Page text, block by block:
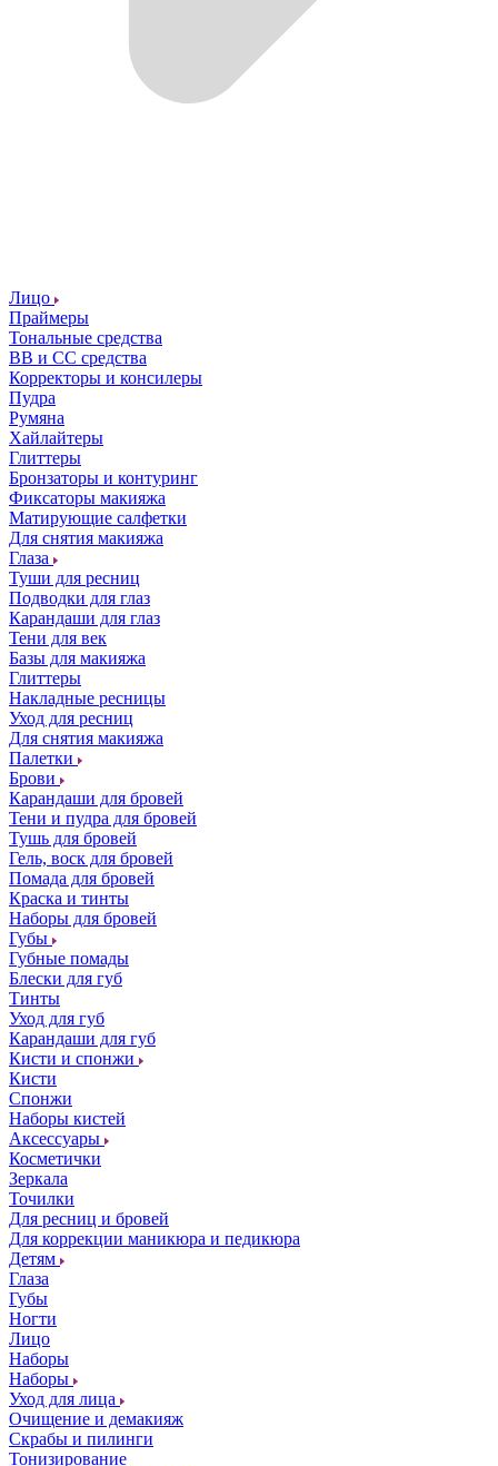
Лицо
Праймеры
Тональные средства
ВВ и СС средства
Корректоры и консилеры
Пудра
Румяна
Хайлайтеры
Глиттеры
Бронзаторы и контуринг
Фиксаторы макияжа
Матирующие салфетки
Для снятия макияжа
Глаза
Туши для ресниц
Подводки для глаз
Карандаши для глаз
Тени для век
Базы для макияжа
Глиттеры
Накладные ресницы
Уход для ресниц
Для снятия макияжа
Палетки
Брови
Карандаши для бровей
Тени и пудра для бровей
Тушь для бровей
Гель, воск для бровей
Помада для бровей
Краска и тинты
Наборы для бровей
Губы
Губные помады
Блески для губ
Тинты
Уход для губ
Карандаши для губ
Кисти и спонжи
Кисти
Спонжи
Наборы кистей
Аксессуары
Косметички
Зеркала
Точилки
Для ресниц и бровей
Для коррекции маникюра и педикюра
Детям
Глаза
Губы
Ногти
Лицо
Наборы
Наборы
Уход для лица
Очищение и демакияж
Скрабы и пилинги
Тонизирование